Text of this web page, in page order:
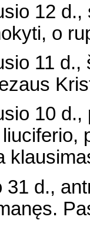
12 d.,
o
11 d.,
10 d.,
31 d.,